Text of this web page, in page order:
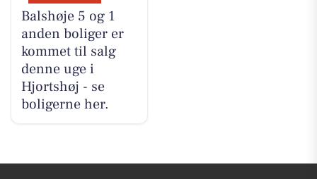
Balshøje 5 og 1
anden boliger er
kommet til salg
denne uge i
Hjortshøj - se
boligerne her.